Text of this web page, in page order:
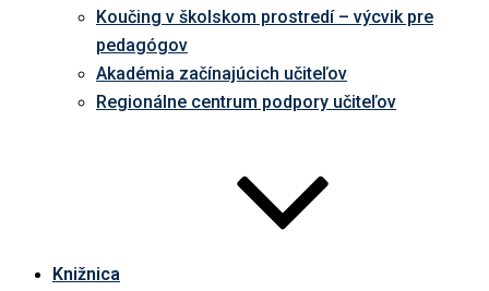
Koučing v školskom prostredí – výcvik pre
pedagógov
Akadémia začínajúcich učiteľov
Regionálne centrum podpory učiteľov
Knižnica